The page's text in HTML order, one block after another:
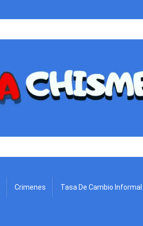
Crimenes Tasa De Cambio Informal